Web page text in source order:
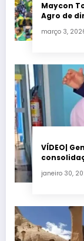
Maycon
Agro de
março 3,
VÍDEO|
janeiro 30,